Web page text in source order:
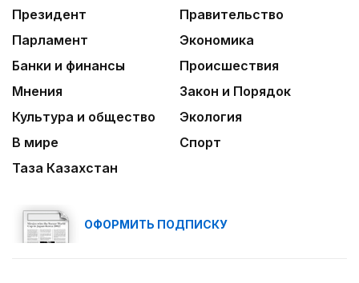
Президент
Правительство
Парламент
Экономика
Банки и финансы
Происшествия
Мнения
Закон и Порядок
Культура и общество
Экология
В мире
Спорт
Таза Казахстан
ОФОРМИТЬ ПОДПИСКУ